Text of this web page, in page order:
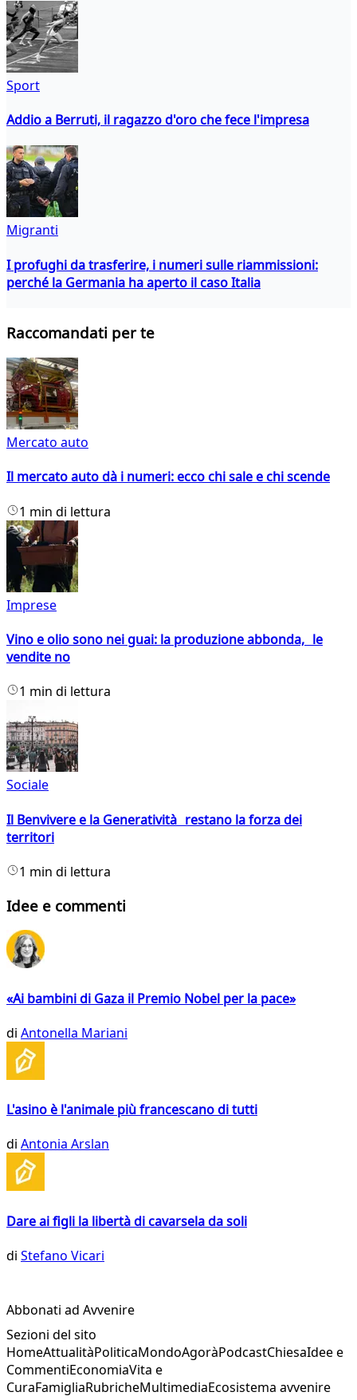
Sport
Addio a Berruti, il ragazzo d'oro che fece l'impresa
Migranti
I profughi da trasferire, i numeri sulle riammissioni:
perché la Germania ha aperto il caso Italia
Raccomandati per te
Mercato auto
Il mercato auto dà i numeri: ecco chi sale e chi scende
1 min di lettura
Imprese
Vino e olio sono nei guai: la produzione abbonda, le
vendite no
1 min di lettura
Sociale
Il Benvivere e la Generatività restano la forza dei
territori
1 min di lettura
Idee e commenti
«Ai bambini di Gaza il Premio Nobel per la pace»
di Antonella Mariani
L'asino è l'animale più francescano di tutti
di Antonia Arslan
Dare ai figli la libertà di cavarsela da soli
di Stefano Vicari
Abbonati ad Avvenire
Sezioni del sito
HomeAttualitàPoliticaMondoAgoràPodcastChiesaIdee e
CommentiEconomiaVita e
CuraFamigliaRubricheMultimediaEcosistema avvenire